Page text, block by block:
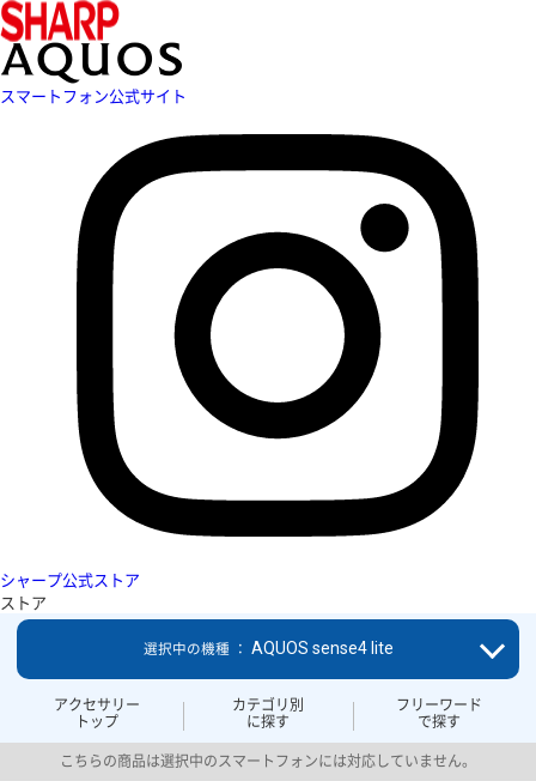
スマートフォン公式サイト
シャープ公式ストア
ストア
アクセサリー
トップ
カテゴリ別
に探す
フリーワード
で探す
選択中の機種 ： AQUOS sense4 lite
こちらの商品は選択中のスマートフォンには対応していません。